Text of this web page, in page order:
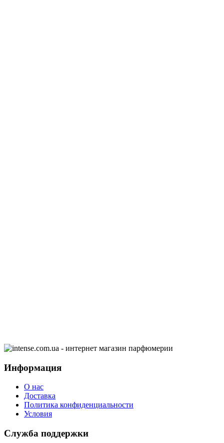
Информация
О нас
Доставка
Политика конфиденциальности
Условия
Служба поддержки